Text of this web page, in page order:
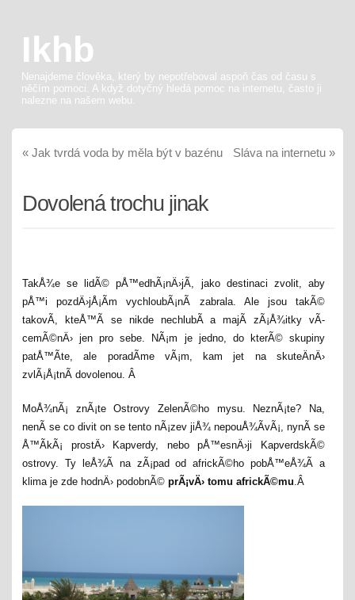
Ikhb
Nenajdeme člověka, který by nepotřeboval aspoň čas od času s
něčím pomoci. A když dotyčný hledá pomoc na internetu, často ji
nalezne na našem webu.
« Jak tvrdá voda by měla být v bazénu Sláva na internetu »
Dovolená trochu jinak
TakÅ¾e se lidÃ© pÅ™edhÃ¡nÄ›jÃ­, jako destinaci zvolit, aby
pÅ™i pozdÄ›jÅ¡Ã­m vychloubÃ¡nÃ­ zabrala. Ale jsou takÃ©
takovÃ­, kteÅ™Ã­ se nikde nechlubÃ­ a majÃ­ zÃ¡Å¾itky vÃ­
cemÃ©nÄ› jen pro sebe. NÃ¡m je jedno, do kterÃ© skupiny
patÅ™Ã­te, ale poradÃ­me vÃ¡m, kam jet na skuteÄnÄ›
zvlÃ¡Å¡tnÃ­ dovolenou. Â
MoÅ¾nÃ¡ znÃ¡te Ostrovy ZelenÃ©ho mysu. NeznÃ¡te? Na,
nenÃ­ se co divit on se tento nÃ¡zev jiÅ¾ nepouÅ¾Ã­vÃ¡, nynÃ­ se
Å™Ã­kÃ¡ prostÄ› Kapverdy, nebo pÅ™esnÄ›ji KapverdskÃ©
ostrovy. Ty leÅ¾Ã­ na zÃ¡pad od africkÃ©ho pobÅ™eÅ¾Ã­ a
klima je zde hodnÄ› podobnÃ© prÃ¡vÄ› tomu africkÃ©mu .Â